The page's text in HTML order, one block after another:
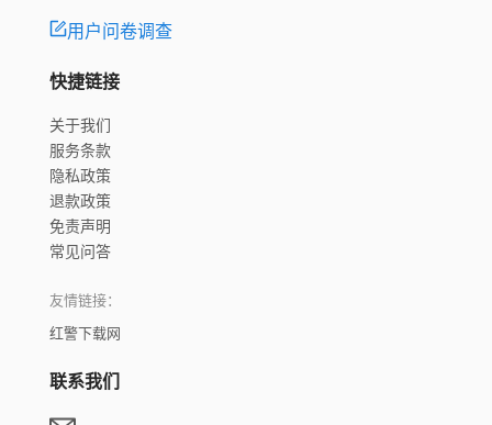
用户问卷调查
快捷链接
关于我们
服务条款
隐私政策
退款政策
免责声明
常见问答
友情链接：
红警下载网
联系我们